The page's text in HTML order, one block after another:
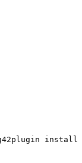
42plugin install